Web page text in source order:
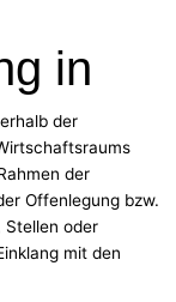
in
der
der
Offenlegung bzw.
Stellen oder
mit den